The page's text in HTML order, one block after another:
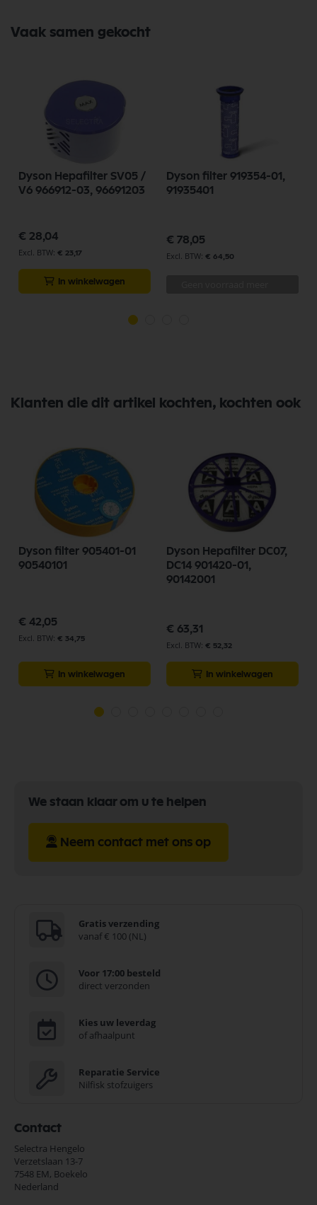
Vaak samen gekocht
Dyson Hepafilter SV05 /
V6 966912-03, 96691203
€ 28,04
€ 23,17
In winkelwagen
Dyson filter 919354-01,
91935401
€ 78,05
€ 64,50
Klanten die dit artikel kochten, kochten ook
Dyson filter 905401-01
90540101
€ 42,05
€ 34,75
In winkelwagen
Dyson Hepafilter DC07,
DC14 901420-01,
90142001
€ 63,31
€ 52,32
In winkelwagen
We staan klaar om u te helpen
Neem contact met ons op
Gratis verzending
vanaf € 100 (NL)
Voor 17:00 besteld
direct verzonden
Kies uw leverdag
of afhaalpunt
Reparatie Service
Nilfisk stofzuigers
Contact
Selectra Hengelo
Verzetslaan 13-7
7548 EM, Boekelo
Nederland